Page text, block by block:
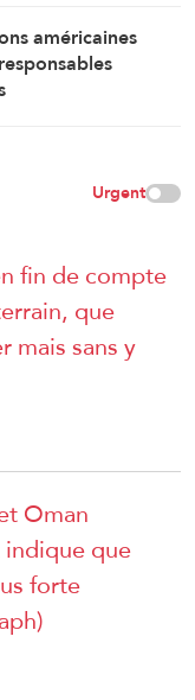
américaines
Urgent
fin de compte
que
mais sans y
Oman
que
forte